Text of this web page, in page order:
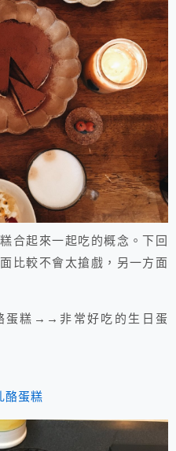
合起來一起吃的概念。下回
比較不會太搶戲，另一方面
蛋糕→→非常好吃的生日蛋
酪蛋糕